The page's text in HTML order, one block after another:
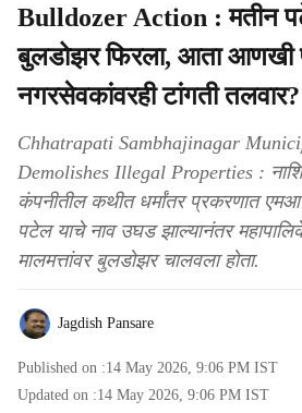
Bulldozer Action : मतीन
बुलडोझर फिरला, आता आणखी
नगरसेवकांवरही टांगती तलवार?
Chhatrapati Sambhajinagar
Demolishes Illegal Properties :
कंपनीतील कथीत धर्मांतर प्रकरणात
पटेल याचे नाव उघड झाल्यानंतर
मालमत्तांवर बुलडोझर चालवला होता.
Jagdish Pansare
Published on :14 May 2026, 9:06 PM IST
Updated on :14 May 2026, 9:06 PM IST